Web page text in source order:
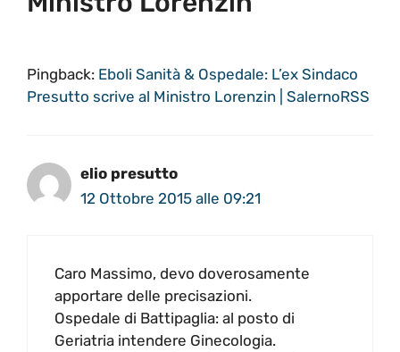
Pingback: Eboli Sanità & Ospedale: L’ex Sindaco
Presutto scrive al Ministro Lorenzin | SalernoRSS
elio presutto
12 Ottobre 2015 alle 09:21
Caro Massimo, devo doverosamente
apportare delle precisazioni.
Ospedale di Battipaglia: al posto di
Geriatria intendere Ginecologia.